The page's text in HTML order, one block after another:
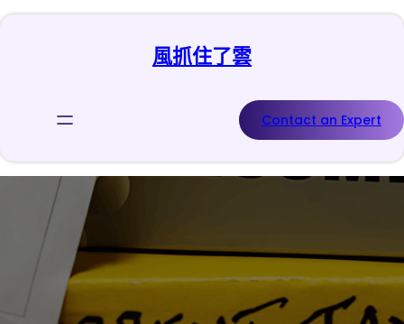
跳
風抓住了雲
Contact an Expert